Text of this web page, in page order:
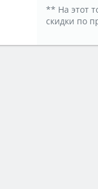
** На этот
скидки по